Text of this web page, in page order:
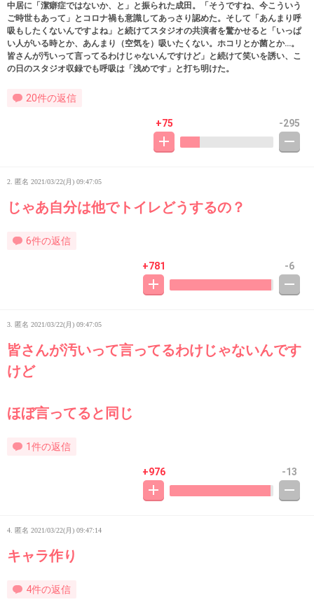
中居に「潔癖症ではないか、と」と振られた成田。「そうですね、今こういう
ご時世もあって」とコロナ禍も意識してあっさり認めた。そして「あんまり呼
吸もしたくないんですよね」と続けてスタジオの共演者を驚かせると「いっぱ
い人がいる時とか、あんまり（空気を）吸いたくない。ホコリとか菌とか…。
皆さんが汚いって言ってるわけじゃないんですけど」と続けて笑いを誘い、こ
の日のスタジオ収録でも呼吸は「浅めです」と打ち明けた。
20件の返信
+75 -295
2. 匿名 2021/03/22(月) 09:47:05
じゃあ自分は他でトイレどうするの？
6件の返信
+781 -6
3. 匿名 2021/03/22(月) 09:47:05
皆さんが汚いって言ってるわけじゃないんです
けど
ほぼ言ってると同じ
1件の返信
+976 -13
4. 匿名 2021/03/22(月) 09:47:14
キャラ作り
4件の返信